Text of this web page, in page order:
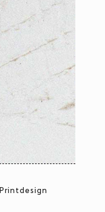
Printdesign